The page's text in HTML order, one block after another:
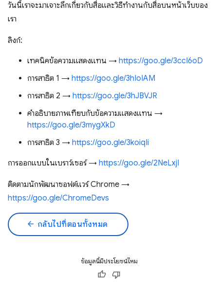
วันนี้เราจะมาเจาะลึกเกี่ยวกับสื่อและวิธีทำงานกับสื่อบนหน้าเว็บของ
เรา
ลิงก์:
เทคนิคข้อความแสดงแทน → https://goo.gle/3ccI6oD
การสาธิต 1 → https://goo.gle/3hIoIAM
การสาธิต 2 → https://goo.gle/3hJBVJR
คำอธิบายภาพเทียบกับข้อความแสดงแทน →
https://goo.gle/3mygXkD
การสาธิต 3 → https://goo.gle/3koiqIi
การออกแบบในเบราว์เซอร์ → https://goo.gle/2NeLxjI
ติดตามนักพัฒนาซอฟต์แวร์ Chrome →
https://goo.gle/ChromeDevs
arrow_back กลับไปที่ตอนทั้งหมด
ข้อมูลนี้มีประโยชน์ไหม